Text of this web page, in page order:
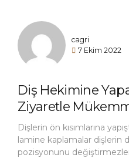
bakım yapabilirsiniz. Tüm bu
ortodontik tedavi güzel
sağlar. Ortodontik tedavi
cagri
7 Ekim 2022
Diş Hekimine
Ziyaretle
Yapılabileceğini
Bana Düzgün
Dişlerin ön kısımlarına
lamine kaplamalar dişlerin
pozisyonunu